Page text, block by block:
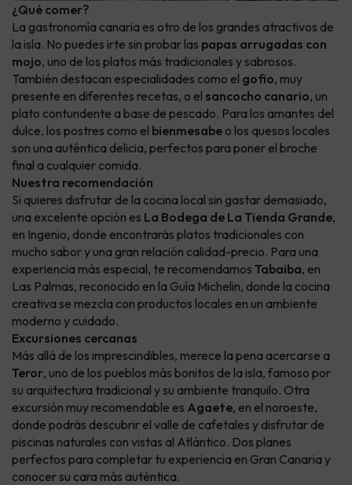
¿Qué comer?
La gastronomía canaria es otro de los grandes atractivos de
la isla. No puedes irte sin probar las papas arrugadas con
mojo, uno de los platos más tradicionales y sabrosos.
También destacan especialidades como el gofio, muy
presente en diferentes recetas, o el sancocho canario, un
plato contundente a base de pescado. Para los amantes del
dulce, los postres como el bienmesabe o los quesos locales
son una auténtica delicia, perfectos para poner el broche
final a cualquier comida.
Nuestra recomendación
Si quieres disfrutar de la cocina local sin gastar demasiado,
una excelente opción es La Bodega de La Tienda Grande,
en Ingenio, donde encontrarás platos tradicionales con
mucho sabor y una gran relación calidad-precio. Para una
experiencia más especial, te recomendamos Tabaiba, en
Las Palmas, reconocido en la Guía Michelin, donde la cocina
creativa se mezcla con productos locales en un ambiente
moderno y cuidado.
Excursiones cercanas
Más allá de los imprescindibles, merece la pena acercarse a
Teror, uno de los pueblos más bonitos de la isla, famoso por
su arquitectura tradicional y su ambiente tranquilo. Otra
excursión muy recomendable es Agaete, en el noroeste,
donde podrás descubrir el valle de cafetales y disfrutar de
piscinas naturales con vistas al Atlántico. Dos planes
perfectos para completar tu experiencia en Gran Canaria y
conocer su cara más auténtica.